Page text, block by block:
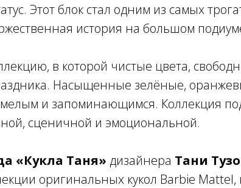
Этот блок стал одним из самых
история на большом
в которой чистые цвета,
Насыщенные зелёные,
и запоминающимся. Коллекция
сценичной и эмоциональной.
«Кукла Таня» дизайнера Тани
оригинальных кукол Barbie